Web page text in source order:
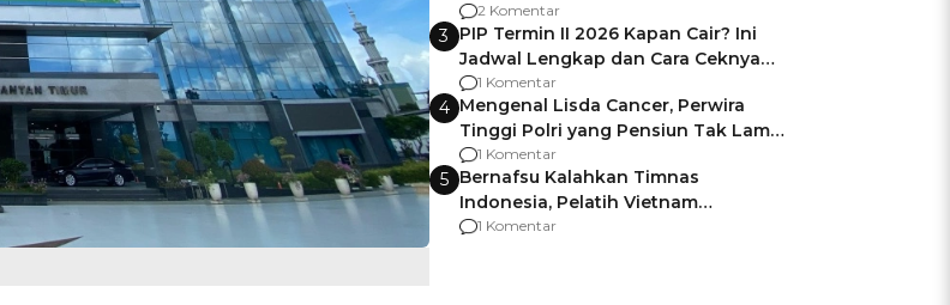
Pemalang
2 Komentar
3 PIP Termin II 2026 Kapan Cair? Ini
Jadwal Lengkap dan Cara Ceknya
agar Dana Tidak Hangus!
1 Komentar
4 Mengenal Lisda Cancer, Perwira
Tinggi Polri yang Pensiun Tak Lama
Usai Jadi Brigjen
1 Komentar
5 Bernafsu Kalahkan Timnas
Indonesia, Pelatih Vietnam
Berencana Pakai Jimat di Pakansari
1 Komentar